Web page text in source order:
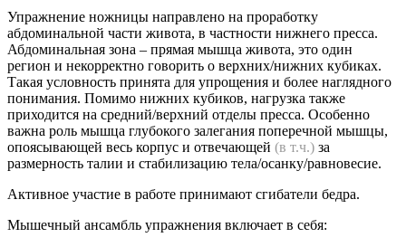
Упражнение ножницы направлено на проработку
абдоминальной части живота, в частности нижнего пресса.
Абдоминальная зона – прямая мышца живота, это один
регион и некорректно говорить о верхних/нижних кубиках.
Такая условность принята для упрощения и более наглядного
понимания. Помимо нижних кубиков, нагрузка также
приходится на средний/верхний отделы пресса. Особенно
важна роль мышца глубокого залегания поперечной мышцы,
опоясывающей весь корпус и отвечающей (в т.ч.) за
размерность талии и стабилизацию тела/осанку/равновесие.
Активное участие в работе принимают сгибатели бедра.
Мышечный ансамбль упражнения включает в себя: